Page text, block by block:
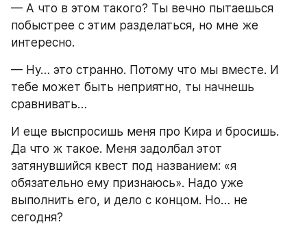
— А что в этом такого? Ты вечно пытаешься
побыстрее с этим разделаться, но мне же
интересно.
— Ну… это странно. Потому что мы вместе. И
тебе может быть неприятно, ты начнешь
сравнивать…
И еще выспросишь меня про Кира и бросишь.
Да что ж такое. Меня задолбал этот
затянувшийся квест под названием: «я
обязательно ему признаюсь». Надо уже
выполнить его, и дело с концом. Но… не
сегодня?